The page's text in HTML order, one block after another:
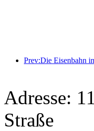
Adresse:
Straße